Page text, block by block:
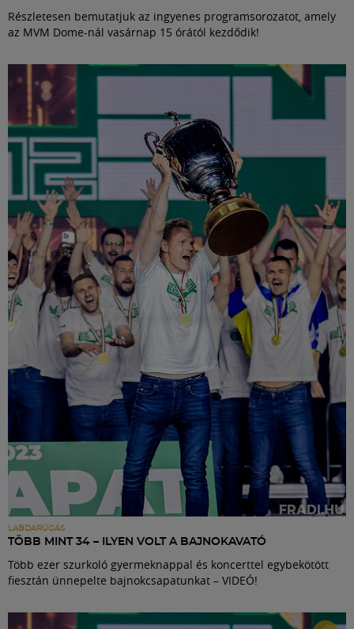
Részletesen bemutatjuk az ingyenes programsorozatot, amely
az MVM Dome-nál vasárnap 15 órától kezdődik!
LABDARÚGÁS
TÖBB MINT 34 – ILYEN VOLT A BAJNOKAVATÓ
Több ezer szurkoló gyermeknappal és koncerttel egybekötött
fiesztán ünnepelte bajnokcsapatunkat – VIDEÓ!